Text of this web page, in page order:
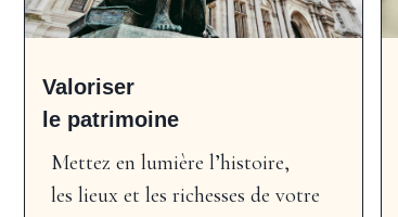
Valoriser
le patrimoine
Mettez en lumière l’histoire,
les lieux et les richesses de votre